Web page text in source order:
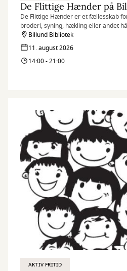
De Flittige Hænder på
De Flittige Hænder er et fællesskab
broderi, syning, hækling eller andet
Billund Bibliotek
11. august 2026
14:00 - 21:00
AKTIV FRITID